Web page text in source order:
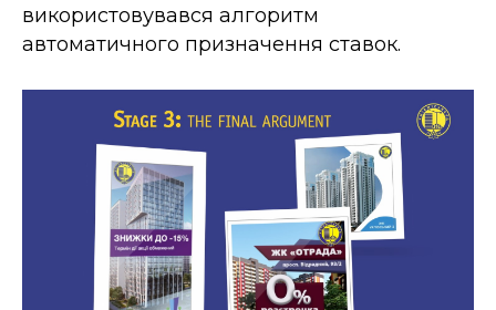
використовувався алгоритм
автоматичного призначення ставок.